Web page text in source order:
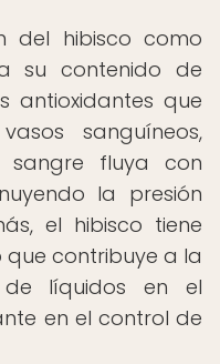
del hibisco como
su contenido de
antioxidantes que
sanguíneos,
fluya con
la presión
el hibisco tiene
contribuye a la
de líquidos en el
en el control de